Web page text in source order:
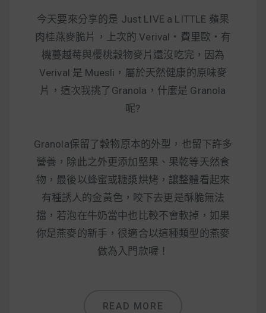
減醣料理食譜
蔬食純素營養
蔬食純素餐廳推薦
今天要來分享的是 Just LIVE a LITTLE 蘋果
肉桂燕麥脆片，上次的 Verival‧費里歐‧有
機蔓越莓與櫻桃穀物麥片還沒吃完，因為
Verival 是 Muesli，屬於天然健康的原味麥
片，這次我挑了Granola，什麼是 Granola
呢?
Granola保留了穀物原本的外型，也留下許多
營養，除此之外更添加堅果、果乾等天然食
物，最後以蜂蜜或糖漿烘烤，讓整體看起來
有種誘人的金黃色，咬下去更是酥脆無法
擋，若泡在牛奶當中也比較不會軟掉，如果
你是燕麥的新手，很適合以這種類型的燕麥
做為入門款喔！
READ MORE